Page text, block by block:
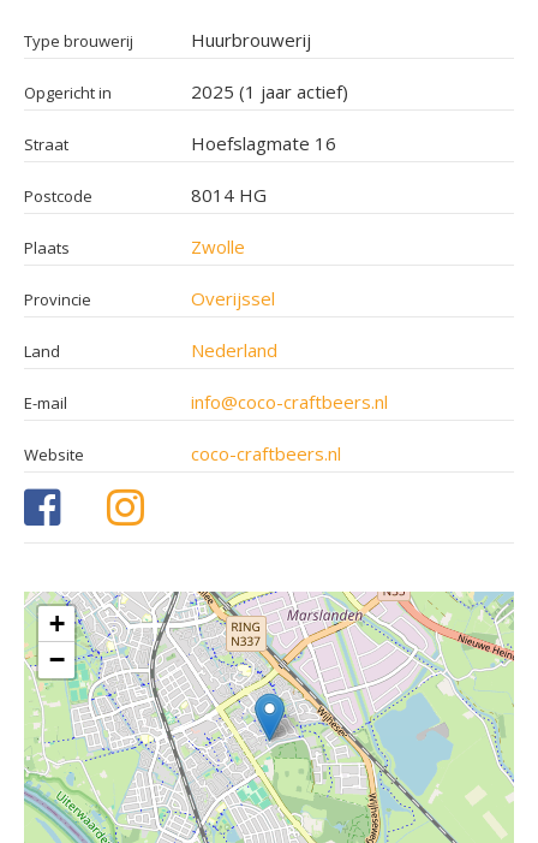
Type brouwerij Huurbrouwerij
Opgericht in 2025 (1 jaar actief)
Straat Hoefslagmate 16
Postcode 8014 HG
Plaats Zwolle
Provincie Overijssel
Land Nederland
E-mail info@coco-craftbeers.nl
Website coco-craftbeers.nl
+
−